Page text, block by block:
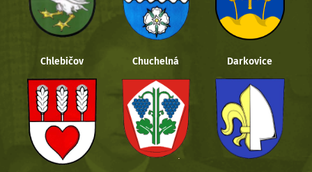
Chlebičov Chuchelná Darkovice